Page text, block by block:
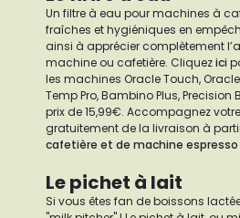
Un filtre à eau pour machines à
fraîches et hygiéniques en
ainsi à apprécier complètement
machine ou cafetière. Cliquezici
les machines Oracle Touch,
Temp Pro, Bambino Plus,
prix de 15,99€. Accompagnez
gratuitement de la livraison à
cafetière et de machine espresso
Le pichet à lait
Si vous êtes fan de boissons